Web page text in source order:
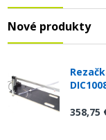
Nové produkty
358,75